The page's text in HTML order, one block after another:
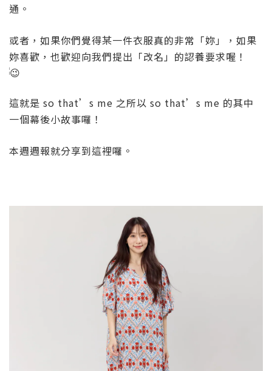
通。
或者，如果你們覺得某一件衣服真的非常「妳」，如果
妳喜歡，也歡迎向我們提出「改名」的認養要求喔！
這就是 so that’s me 之所以 so that’s me 的其中
一個幕後小故事囉！
本週週報就分享到這裡囉。